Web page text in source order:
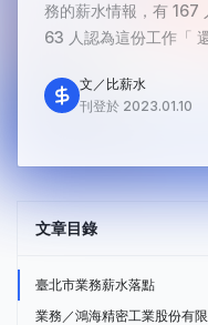
務的薪水情報，有 167
63 人認為這份工作「
文／比薪水
刊登於 2023.01.10
文章目錄
臺北市業務薪水落點
業務／鴻海精密工業股份有